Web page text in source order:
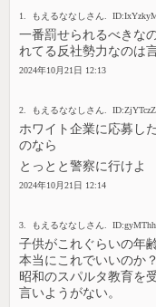
1. もえるななしさん.
一番罰せられるべきな
れてる反社勢力なのは
2024年10月21日 12:13
2. もえるななしさん.
ホワイト企業に応募し
のなら
とっとと警察に行けよ
2024年10月21日 12:14
3. もえるななしさん.
子供がこれぐらいの年
本当にこれでいいのか
昭和のスパルタ教育を
言いようがない。